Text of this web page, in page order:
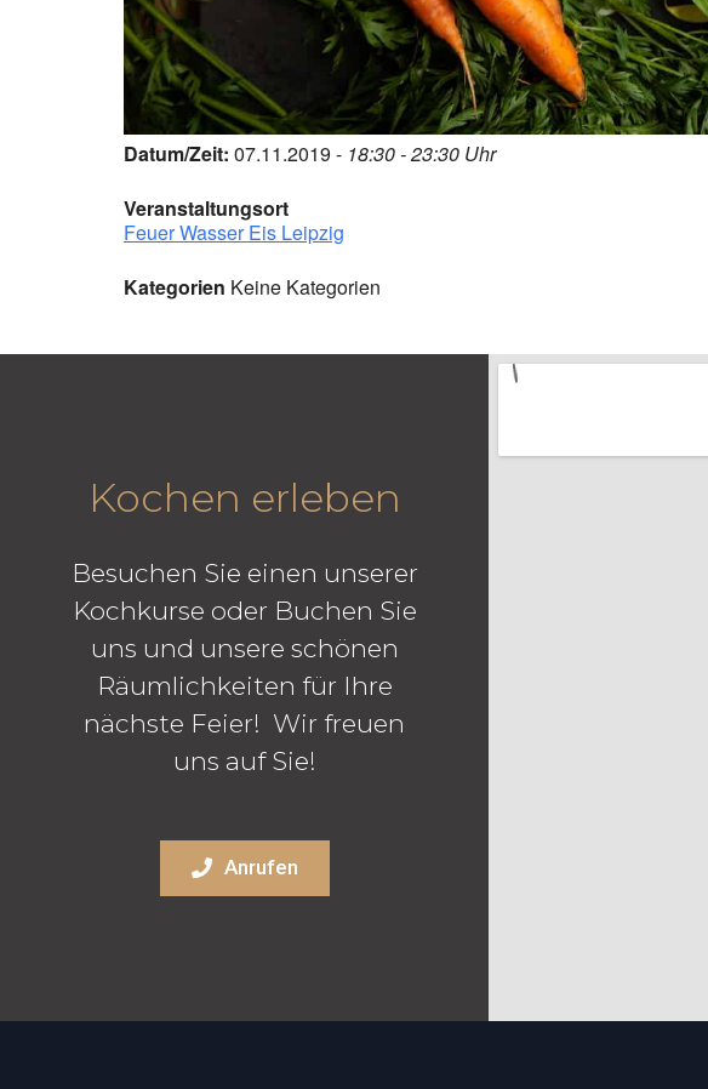
Datum/Zeit: 07.11.2019 - 18:30 - 23:30 Uhr
Veranstaltungsort
Feuer Wasser Eis Leipzig
Kategorien Keine Kategorien
Kochen erleben
Besuchen Sie einen unserer
Kochkurse oder Buchen Sie
uns und unsere schönen
Räumlichkeiten für Ihre
nächste Feier! Wir freuen
uns auf Sie!
Anrufen